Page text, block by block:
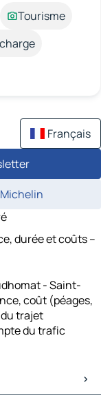
Tourisme
Français
durée et coûts –
- Saint-
coût (péages,
trajet
du trafic